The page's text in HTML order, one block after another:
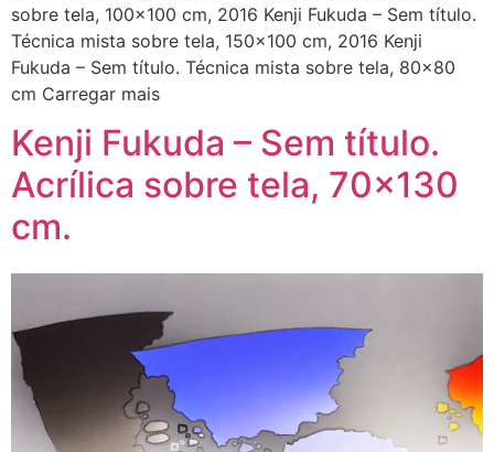
sobre tela, 100×100 cm, 2016 Kenji Fukuda – Sem título.
Técnica mista sobre tela, 150×100 cm, 2016 Kenji
Fukuda – Sem título. Técnica mista sobre tela, 80×80
cm Carregar mais
Kenji Fukuda – Sem título.
Acrílica sobre tela, 70×130
cm.